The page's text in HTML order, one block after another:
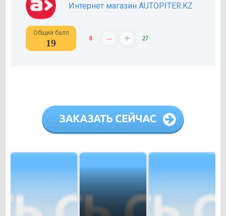
Интернет магазин AUTOPITER.KZ
Общий балл
19 8 – + 27